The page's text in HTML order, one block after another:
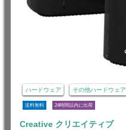
ハードウェア その他ハードウェア
送料無料 24時間以内に出荷
Creative クリエイティブ